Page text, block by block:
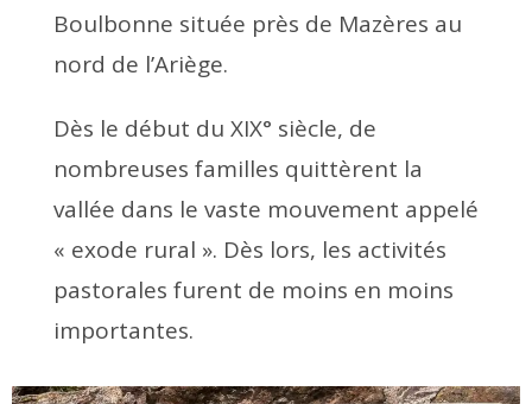
Boulbonne située près de Mazères au
nord de l’Ariège.
Dès le début du XIX° siècle, de
nombreuses familles quittèrent la
vallée dans le vaste mouvement appelé
« exode rural ». Dès lors, les activités
pastorales furent de moins en moins
importantes.